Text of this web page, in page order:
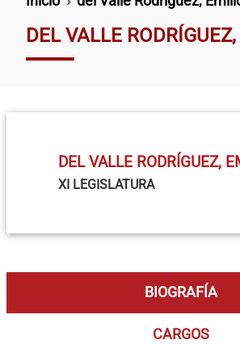
DEL VALLE
DEL VALLE RODRÍGUEZ,
XI LEGISLATURA
BIOGRAFÍA
CARGOS